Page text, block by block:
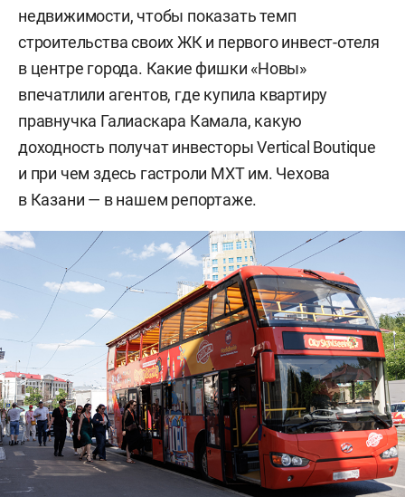
недвижимости, чтобы показать темп
строительства своих ЖК и первого инвест-отеля
в центре города. Какие фишки «Новы»
впечатлили агентов, где купила квартиру
правнучка Галиаскара Камала, какую
доходность получат инвесторы Vertical Boutique
и при чем здесь гастроли МХТ им. Чехова
в Казани — в нашем репортаже.